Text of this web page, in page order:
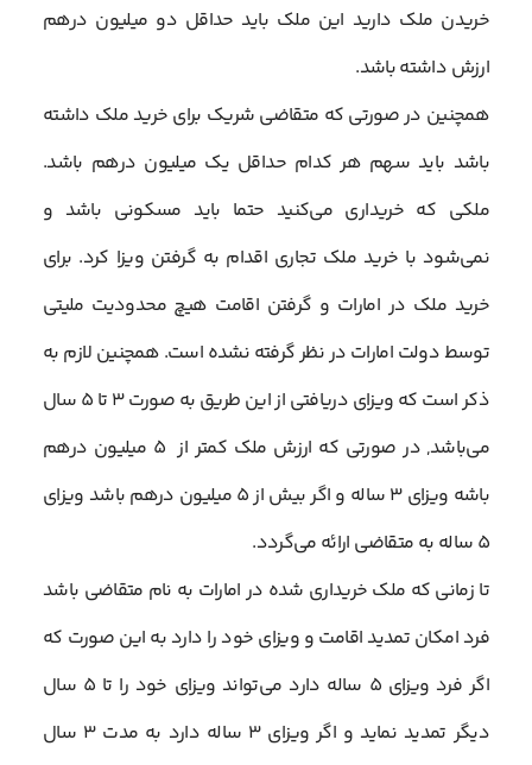
خریدن ملک دارید این ملک باید حداقل دو میلیون درهم
ارزش داشته باشد.
همچنین در صورتی که متقاضی شریک برای خرید ملک داشته
باشد باید سهم هر کدام حداقل یک میلیون درهم باشد.
ملکی که خریداری می‌کنید حتما باید مسکونی باشد و
نمی‌شود با خرید ملک تجاری اقدام به گرفتن ویزا کرد. برای
خرید ملک در امارات و گرفتن اقامت هیچ محدودیت ملیتی
توسط دولت امارات در نظر گرفته نشده است. همچنین لازم به
ذکر است که ویزای دریافتی از این طریق به صورت 3 تا 5 سال
می‌باشد, در صورتی که ارزش ملک کمتر از 5 میلیون درهم
باشه ویزای 3 ساله و اگر بیش از 5 میلیون درهم باشد ویزای
5 ساله به متقاضی ارائه می‌گردد.
تا زمانی که ملک خریداری شده در امارات به نام متقاضی باشد
فرد امکان تمدید اقامت و ویزای خود را دارد به این صورت که
اگر فرد ویزای 5 ساله دارد می‌‌تواند ویزای خود را تا 5 سال
دیگر تمدید نماید و اگر ویزای 3 ساله دارد به مدت 3 سال